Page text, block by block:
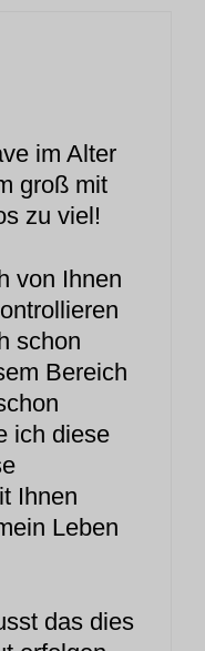
im Alter
groß mit
zu viel!
von Ihnen
schon
Bereich
ich diese
Ihnen
Leben
das dies